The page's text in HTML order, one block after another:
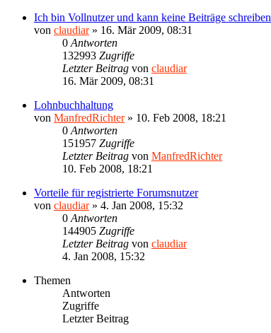
Ich bin Vollnutzer und kann keine Beiträge schreiben
von claudiar» 16. Mär 2009, 08:31
0 Antworten
132993 Zugriffe
Letzter Beitrag von claudiar
16. Mär 2009, 08:31
Lohnbuchhaltung
von ManfredRichter» 10. Feb 2008, 18:21
0 Antworten
151957 Zugriffe
Letzter Beitrag von ManfredRichter
10. Feb 2008, 18:21
Vorteile für registrierte Forumsnutzer
von claudiar» 4. Jan 2008, 15:32
0 Antworten
144905 Zugriffe
Letzter Beitrag von claudiar
4. Jan 2008, 15:32
Themen
Antworten
Zugriffe
Letzter Beitrag